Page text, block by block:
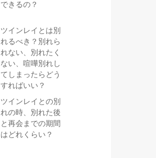
できるの？
ツインレイとは別
れるべき？別れら
れない、別れたく
ない、喧嘩別れし
てしまったらどう
すればいい？
ツインレイとの別
れの時、別れた後
と再会までの期間
はどれくらい？